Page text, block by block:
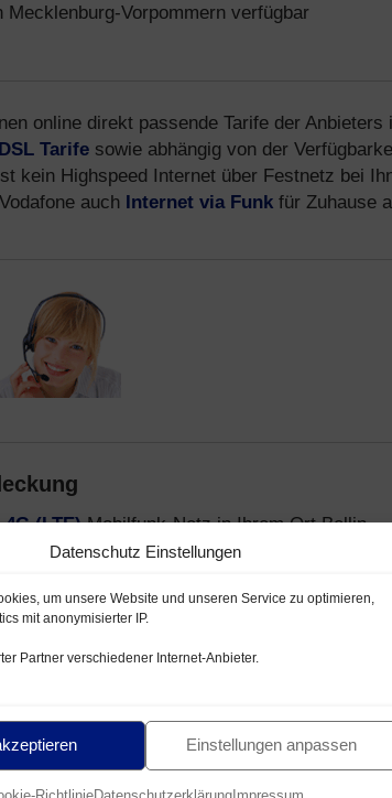
Datenschutz Einstellungen
um unsere Website und unseren Service zu optimieren,
mit anonymisierter IP.
Partner verschiedener Internet-Anbieter.
Einstellungen anpassen
RichtlinieDatenschutzerklärungImpressum
Vorpommern verfügbar
online direkt passende Tarife der Anbieters
Tarife sowie abhängig von der
kein Highspeed Internet über Festnetz bei
auch Internet via Funk für Zuhause
4G (LTE)Mobilfunk-Netz in Ihrem Ort Bellin
und LTE
Netz
Mobilfunk-Tarife über dasTelekom D1-
zu diesen Anbietern, allen Tarifen und